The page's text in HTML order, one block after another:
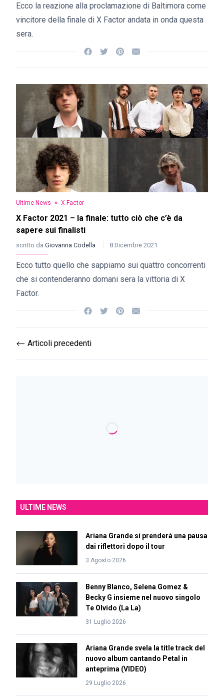
Ecco la reazione alla proclamazione di Baltimora come
vincitore della finale di X Factor andata in onda questa
sera.
Ultime News X Factor
X Factor 2021 – la finale: tutto ciò che c’è da
sapere sui finalisti
scritto da Giovanna Codella 8 Dicembre 2021
Ecco tutto quello che sappiamo sui quattro concorrenti
che si contenderanno domani sera la vittoria di X
Factor.
⟵ Articoli precedenti
ULTIME NEWS
Ariana Grande si prenderà una pausa
dai riflettori dopo il tour
3 Agosto 2026
Benny Blanco, Selena Gomez &
Becky G insieme nel nuovo singolo
Te Olvido (La La)
31 Luglio 2026
Ariana Grande svela la title track del
nuovo album cantando Petal in
anteprima (VIDEO)
29 Luglio 2026